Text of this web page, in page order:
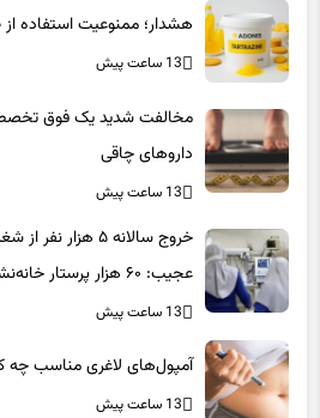
هشدار؛ ممنوعیت استفاده از
13 ساعت پیش
مخالفت شدید یک فوق تخصص
داروهای چاقی
13 ساعت پیش
خروج سالانه ۵
عجیب: ۶۰ هزار پرستار خانه‌نشین شدند؟
13 ساعت پیش
آمپول‌های لاغری مناسب
13 ساعت پیش